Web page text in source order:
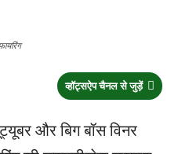
व्हॉट्सऐप चैनल से जुड़ें
और बिग बॉस विनर